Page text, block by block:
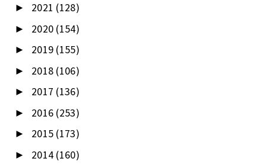
► 2021 (128)
► 2020 (154)
► 2019 (155)
► 2018 (106)
► 2017 (136)
► 2016 (253)
► 2015 (173)
► 2014 (160)